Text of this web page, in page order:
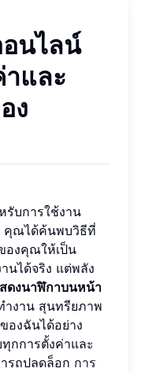
นไลน์
และ
ง
บการใช้งาน
คุณได้ค้นพบวิธีที่
องคุณให้เป็น
นได้จริง แต่พลัง
ดงนาฬิกาบนหน้า
ำงาน สุนทรียภาพ
องฉันได้อย่าง
กการตั้งค่าและ
รถปลดล็อก การ